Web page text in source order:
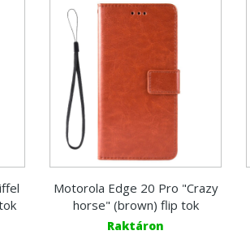
Motorola Edge 20 Pro "Crazy
horse" (brown) flip tok
Raktáron